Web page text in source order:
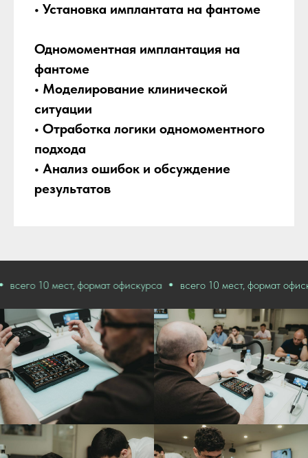
• Установка имплантата на фантоме
Одномоментная имплантация на
фантоме
• Моделирование клинической
ситуации
• Отработка логики одномоментного
подхода
• Анализ ошибок и обсуждение
результатов
мест, формат офискурса всего 10 мест, формат офискурса